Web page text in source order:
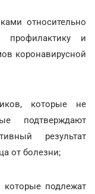
относительно
профилактику и
коронавирусной
которые не
подтверждают
результат
от болезни;
которые подлежат